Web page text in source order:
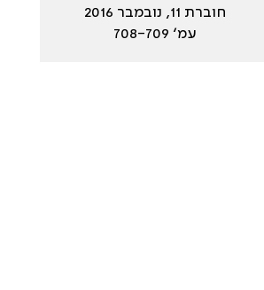
חוברת 11, נובמבר 2016
עמ׳ 708-709